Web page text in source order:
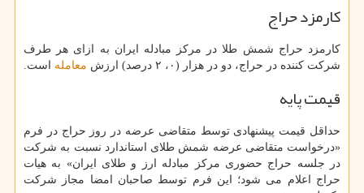
کارمزد حراج
کارمزد حراج شمش طلا در مرکز مبادله ایران به ازای هر طرف
شرکت کننده در حراج، دو در هزار (۰، ۲ درصد) ارزش
معامله است.
قیمت پایه
حداقل قیمت پیشنهادی توسط متقاضی عرضه در روز حراج در فرم
«درخواست متقاضی عرضه شمش طلای استاندارد نسبت به شرکت
در جلسه حراج حضوری مرکز مبادله ارز و طلای ایران» به هیات
حراج اعلام می شود؛ این فرم توسط صاحبان امضا مجاز شرکت